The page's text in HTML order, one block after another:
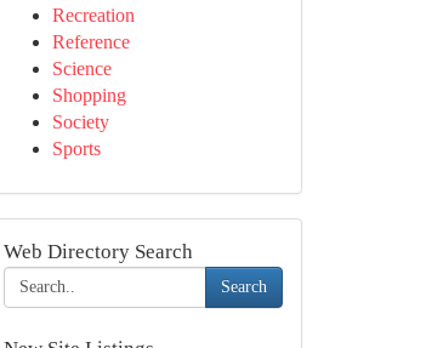
Recreation
Reference
Science
Shopping
Society
Sports
Web Directory Search
Search